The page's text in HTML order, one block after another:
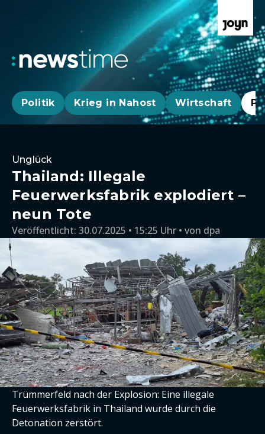
Politik Krieg in Nahost Wirtschaft
Unglück
Thailand: Illegale
Feuerwerksfabrik explodiert –
neun Tote
Veröffentlicht: 30.07.2025 • 15:25 Uhr von dpa
Trümmerfeld nach der Explosion: Eine illegale
Feuerwerksfabrik in Thailand wurde durch die
Detonation zerstört.